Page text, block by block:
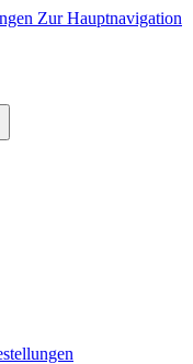
Zur Hauptnavigation